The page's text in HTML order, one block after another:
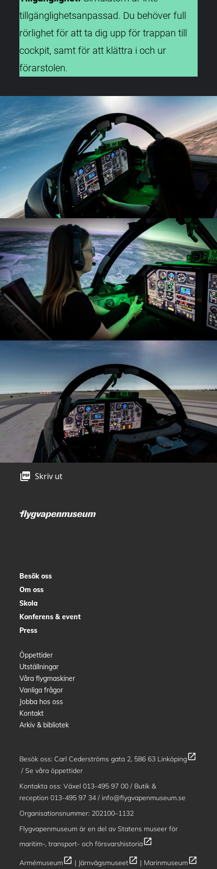
tillgänglighetsanpassad. Du behöver full
rörlighet för att ta dig upp för trappan till
cockpit, samt för att klättra i och ur
förarstolen.
picture_as_pdf Skriv ut
Besök oss
Om oss
Skola
Konferens & event
Press
Öppettider
Utställningar
Våra flygmaskiner
Vanliga frågor
Jobba hos oss
Kontakt
Arkiv & bibliotek
Besök oss: Carl Cederströms gata 2, 586 63 Linköpingopen_in_new
/ Se våra öppettider
Kontakta oss: Växel 013-495 97 00 / Butik &
reception 013-495 97 34 / info@flygvapenmuseum.se
Organisationsnummer: 202100–1132
Flygvapenmuseum är en del av Statens museer för
maritim-, transport- och försvarshistoriaopen_in_new
Armémuseumopen_in_new | Järnvägsmuseetopen_in_new | Marinmuseumopen_in_new